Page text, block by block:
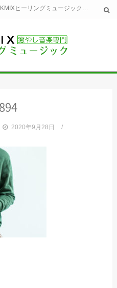
【株式会社チワワボーイズ】TAKMIXヒーリングミュージックへようこそ。TAKMIXヒーリングミュージックは貴方に特別な癒やしの時間をご提供致します。
ム
眠
容
生活
わせ
社
2020年9月28日